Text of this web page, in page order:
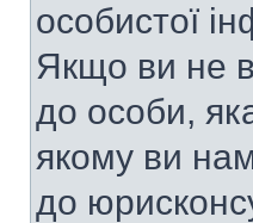
особистої
Якщо ви не
до особи,
якому ви
до